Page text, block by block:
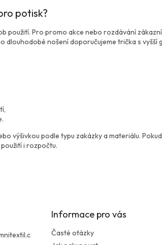
d
a
í
p
s
u
o
v
á
n
potisk?
použití. Pro promo akce nebo rozdávání
nošení doporučujeme trička s vyšší
výšivkou podle typu zakázky a materiálu.
i rozpočtu.
Informace pro vás
Časté otázky